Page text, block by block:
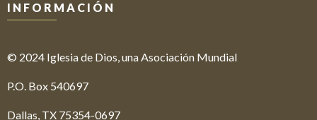
INFORMACIÓN
© 2024 Iglesia de Dios, una Asociación Mundial
P.O. Box 540697
Dallas, TX 75354-0697